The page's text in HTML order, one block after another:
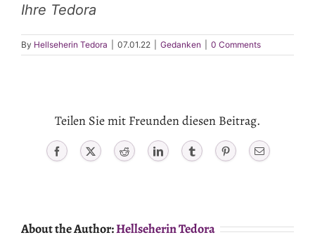
Ihre Tedora
By Hellseherin Tedora 07.01.22 Gedanken 0 Comments
Teilen Sie mit Freunden diesen Beitrag.
Facebook X Reddit LinkedIn Tumblr PinterestEmail
About the Author:Hellseherin Tedora